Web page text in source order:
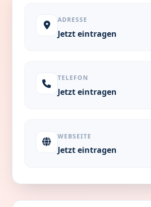
ADRESSE
Jetzt eintragen
TELEFON
Jetzt eintragen
WEBSEITE
Jetzt eintragen